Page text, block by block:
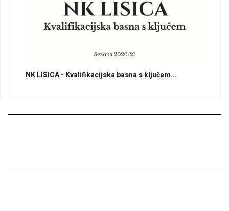
NK LISICA - Kvalifikacijska basna s ključem...